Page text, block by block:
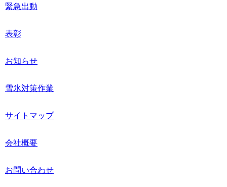
緊急出動
表彰
お知らせ
雪氷対策作業
サイトマップ
会社概要
お問い合わせ